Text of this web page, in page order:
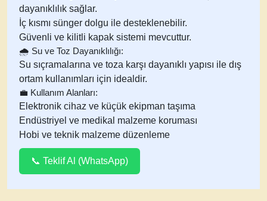
dayanıklılık sağlar.
İç kısmı sünger dolgu ile desteklenebilir.
Güvenli ve kilitli kapak sistemi mevcuttur.
🌧️ Su ve Toz Dayanıklılığı:
Su sıçramalarına ve toza karşı dayanıklı yapısı ile dış
ortam kullanımları için idealdir.
💼 Kullanım Alanları:
Elektronik cihaz ve küçük ekipman taşıma
Endüstriyel ve medikal malzeme koruması
Hobi ve teknik malzeme düzenleme
📞 Teklif Al (WhatsApp)